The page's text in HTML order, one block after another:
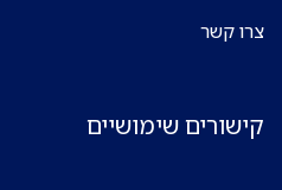
צרו קשר
קישורים שימושיים